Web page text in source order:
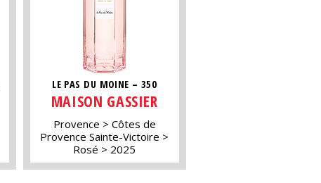
LE PAS DU MOINE – 350
MAISON GASSIER
Provence
Côtes de
Provence Sainte-Victoire
Rosé
2025